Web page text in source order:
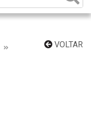
VOLTAR